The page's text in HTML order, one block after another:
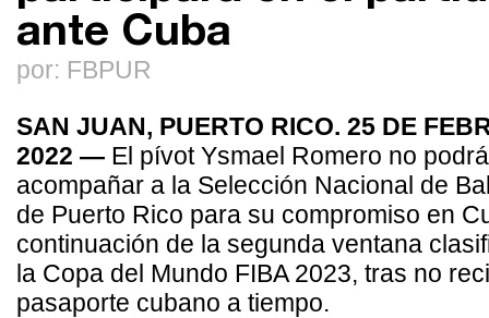
ante Cuba
por: FBPUR
SAN JUAN, PUERTO RICO. 25 DE
2022 — El pívot Ysmael Romero no podrá
acompañar a la Selección Nacional de
de Puerto Rico para su compromiso en
continuación de la segunda ventana
la Copa del Mundo FIBA 2023, tras no
pasaporte cubano a tiempo.